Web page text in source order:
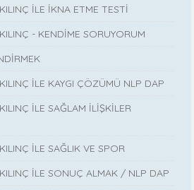
İLE İKNA ETME TESTİ
- KENDİME SORUYORUM
İLE KAYGI ÇÖZÜMÜ NLP DAP
İLE SAĞLAM İLİŞKİLER
İLE SAĞLIK VE SPOR
İLE SONUÇ ALMAK / NLP DAP